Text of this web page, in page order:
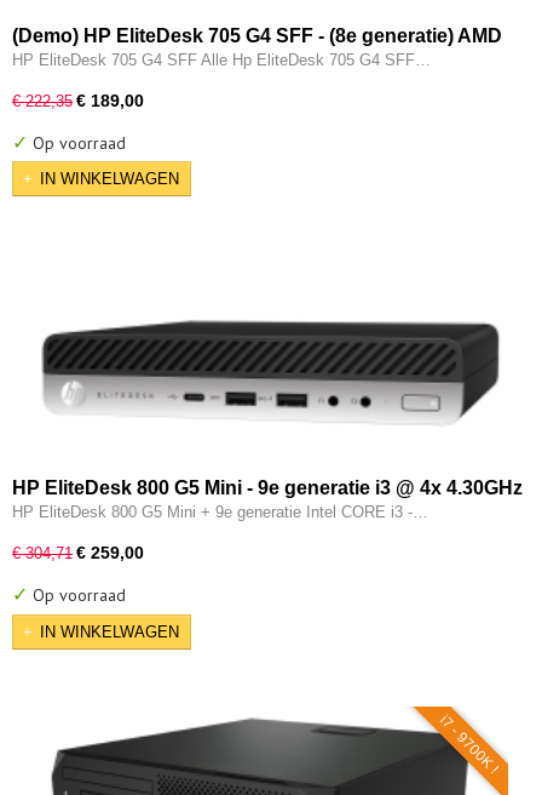
(Demo) HP EliteDesk 705 G4 SFF - (8e generatie) AMD
Ryzen 3 Pro @ 2200G - 8GB - 256GB M.2 SSD -
HP EliteDesk 705 G4 SFF Alle Hp EliteDesk 705 G4 SFF…
€ 222,35 € 189,00
✓ Op voorraad
IN WINKELWAGEN
HP EliteDesk 800 G5 Mini - 9e generatie i3 @ 4x 4.30GHz
- Wi-Fi - 16GB - 256GB SSD - Type-C - Intel UHD - W11
HP EliteDesk 800 G5 Mini + 9e generatie Intel CORE i3 -…
€ 304,71 € 259,00
✓ Op voorraad
IN WINKELWAGEN
i7 - 9700K !